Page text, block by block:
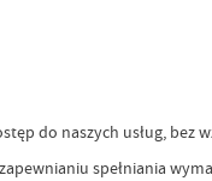
do naszych usług, bez
spełniania